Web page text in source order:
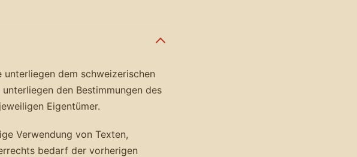
dem schweizerischen
den Bestimmungen des
Eigentümer.
Verwendung von Texten,
bedarf der vorherigen